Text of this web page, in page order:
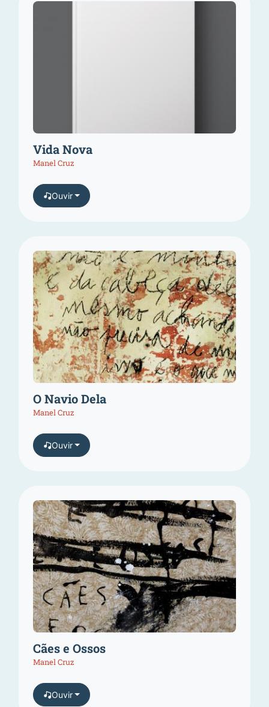
Vida Nova
Manel Cruz
Ouvir
O Navio Dela
Manel Cruz
Ouvir
Cães e Ossos
Manel Cruz
Ouvir